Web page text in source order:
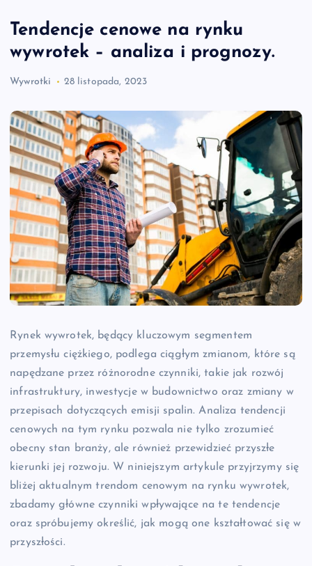
Tendencje cenowe na rynku
wywrotek – analiza i prognozy.
Wywrotki 28 listopada, 2023
Rynek wywrotek, będący kluczowym segmentem
przemysłu ciężkiego, podlega ciągłym zmianom, które są
napędzane przez różnorodne czynniki, takie jak rozwój
infrastruktury, inwestycje w budownictwo oraz zmiany w
przepisach dotyczących emisji spalin. Analiza tendencji
cenowych na tym rynku pozwala nie tylko zrozumieć
obecny stan branży, ale również przewidzieć przyszłe
kierunki jej rozwoju. W niniejszym artykule przyjrzymy się
bliżej aktualnym trendom cenowym na rynku wywrotek,
zbadamy główne czynniki wpływające na te tendencje
oraz spróbujemy określić, jak mogą one kształtować się w
przyszłości.